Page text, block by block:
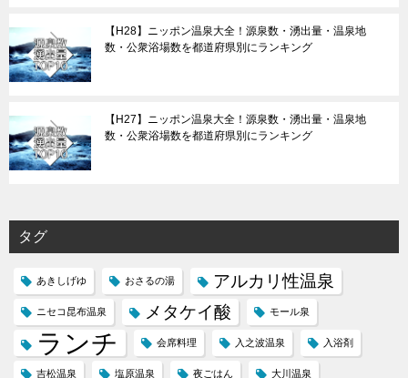
【H28】ニッポン温泉大全！源泉数・湧出量・温泉地
数・公衆浴場数を都道府県別にランキング
【H27】ニッポン温泉大全！源泉数・湧出量・温泉地
数・公衆浴場数を都道府県別にランキング
タグ
あきしげゆ おさるの湯 アルカリ性温泉
ニセコ昆布温泉 メタケイ酸 モール泉
ランチ 会席料理 入之波温泉 入浴剤
吉松温泉 塩原温泉 夜ごはん 大川温泉